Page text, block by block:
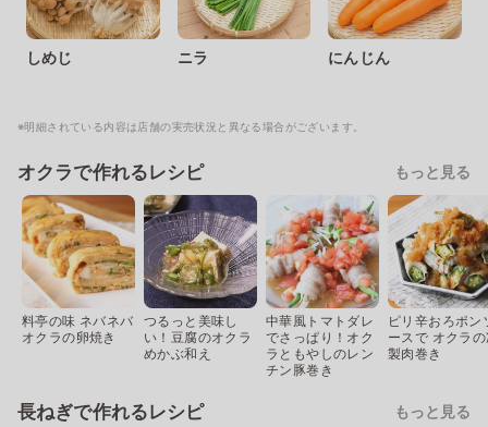
しめじ ニラ にんじん
※明細されている内容は店舗の実売状況と異なる場合がございます。
オクラで作れるレシピ もっと見る
料亭の味 ネバネバ
オクラの卵焼き
つるっと美味し
い！豆腐のオクラ
めかぶ和え
中華風トマトダレ
でさっぱり！オク
ラともやしのレン
チン豚巻き
ピリ辛おろポン
ースで オクラ
製肉巻き
長ねぎで作れるレシピ もっと見る